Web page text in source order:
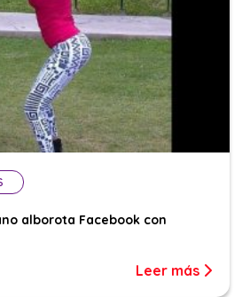
alborota Facebook con
Leer más